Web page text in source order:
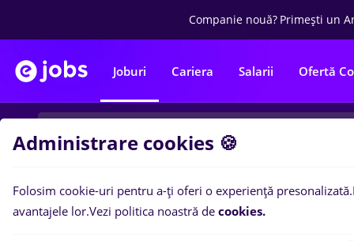
Companie nouă? Primești un
Joburi Cariera Salarii Ofertă
Filtre 0
Administrare cookies 🍪
Folosim cookie-uri pentru a-ți oferi o experiență presonalizată.
avantajele lor.Vezi politica noastră de cookies.